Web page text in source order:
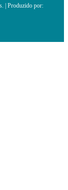
| Produzido por: